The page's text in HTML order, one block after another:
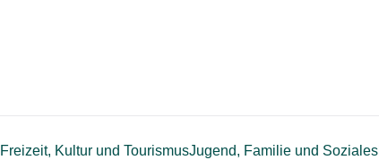
Freizeit, Kultur und TourismusJugend, Familie und Soziales